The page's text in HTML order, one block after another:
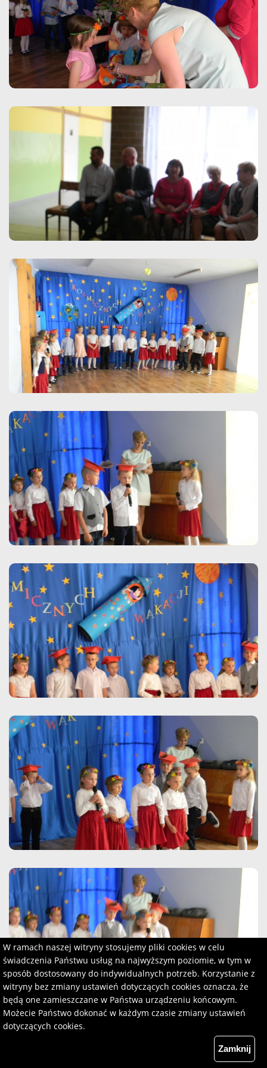
W ramach naszej witryny stosujemy pliki cookies w celu
świadczenia Państwu usług na najwyższym poziomie, w tym w
sposób dostosowany do indywidualnych potrzeb. Korzystanie z
witryny bez zmiany ustawień dotyczących cookies oznacza, że
będą one zamieszczane w Państwa urządzeniu końcowym.
Możecie Państwo dokonać w każdym czasie zmiany ustawień
dotyczących cookies.
Zamknij